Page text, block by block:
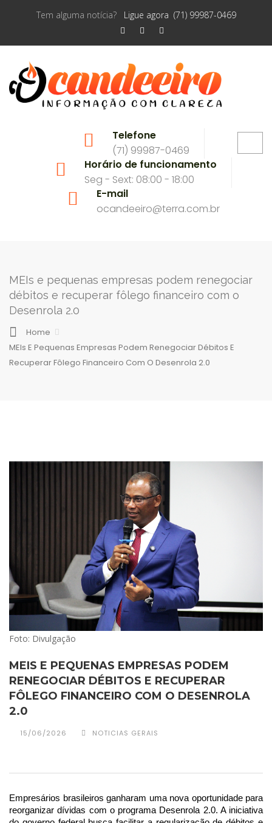
Tem alguma notícia? Ligue agora (71) 99987-0469
Telefone
(71) 99987-0469
Horário de funcionamento
Seg - Sext: 08:00 - 18:00
E-mail
ocandeeiro@terra.com.br
MEIs e pequenas empresas podem renegociar
débitos e recuperar fôlego financeiro com o
Desenrola 2.0
Home
MEIs E Pequenas Empresas Podem Renegociar Débitos E
Recuperar Fôlego Financeiro Com O Desenrola 2.0
Foto: Divulgação
MEIS E PEQUENAS EMPRESAS PODEM
RENEGOCIAR DÉBITOS E RECUPERAR
FÔLEGO FINANCEIRO COM O DESENROLA
2.0
15/06/2026 NOTICIAS GERAIS
Empresários brasileiros ganharam uma nova oportunidade para
reorganizar dívidas com o programa Desenrola 2.0. A iniciativa